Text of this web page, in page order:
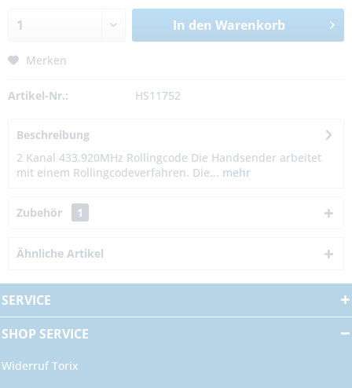
In den Warenkorb
Merken
Artikel-Nr.: HS11752
Beschreibung
2 Kanal 433.920MHz Rollingcode Die Handsender arbeitet
mit einem Rollingcodeverfahren. Die... mehr
Zubehör 1
Ähnliche Artikel
SERVICE
SHOP SERVICE
Widerruf Torix